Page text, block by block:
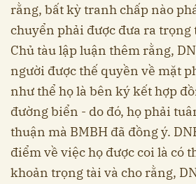
rằng, bất kỳ tranh chấp nào
chuyển phải được đưa ra trọng
Chủ tàu lập luận thêm rằng,
người được thế quyền về mặt
như thể họ là bên ký kết hợp
đường biển - do đó, họ phải
thuận mà BMBH đã đồng ý.
điểm về việc họ được coi là có
khoản trọng tài và cho rằng,